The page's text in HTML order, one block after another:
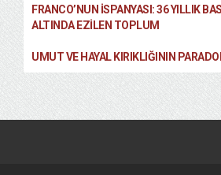
FRANCO’NUN İSPANYASI: 36 YILLIK
ALTINDA EZILEN TOPLUM
UMUT VE HAYAL KIRIKLIĞININ